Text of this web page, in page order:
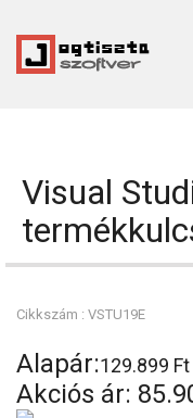
Visual
Cikkszám : VSTU19E
Alapár:129.899 Ft
Akciós ár: